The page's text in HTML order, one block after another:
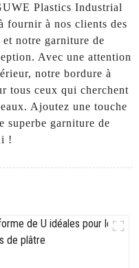
Plastics Industrial
fournir à nos clients des
notre garniture de
Avec une attention
notre bordure à
tous ceux qui cherchent
Ajoutez une touche
superbe garniture de
!